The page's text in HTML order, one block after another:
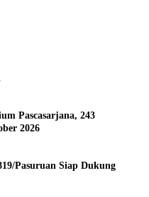
Pascasarjana, 243
2026
Pasuruan Siap Dukung